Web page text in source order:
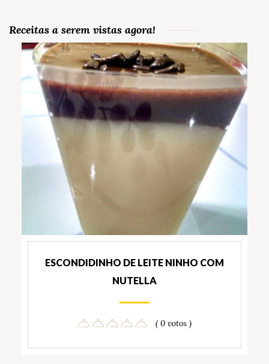
Receitas a serem vistas agora!
ESCONDIDINHO DE LEITE NINHO COM
NUTELLA
( 0 votos )